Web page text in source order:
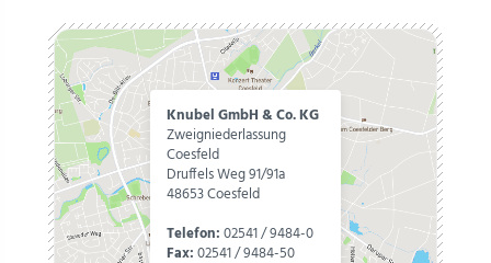
Knubel GmbH & Co. KG
Zweigniederlassung
Coesfeld
Druffels Weg 91/91a
48653 Coesfeld
Telefon:02541 / 9484-0
Fax:02541 / 9484-50